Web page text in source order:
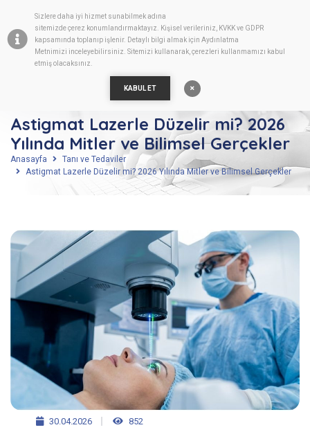
Sizlere daha iyi hizmet sunabilmek adına
sitemizdeçerez konumlandırmaktayız. Kişisel verileriniz, KVKK ve GDPR
kapsamında toplanıp işlenir. Detaylı bilgi almak için Aydınlatma
Metnimizi inceleyebilirsiniz. Sitemizi kullanarak, çerezleri kullanmamızı kabul
etmiş olacaksınız.
KABUL ET
Astigmat Lazerle Düzelir mi? 2026
Yılında Mitler ve Bilimsel Gerçekler
Anasayfa
Tanı ve Tedaviler
Astigmat Lazerle Düzelir mi? 2026 Yılında Mitler ve Bilimsel Gerçekler
30.04.2026 852